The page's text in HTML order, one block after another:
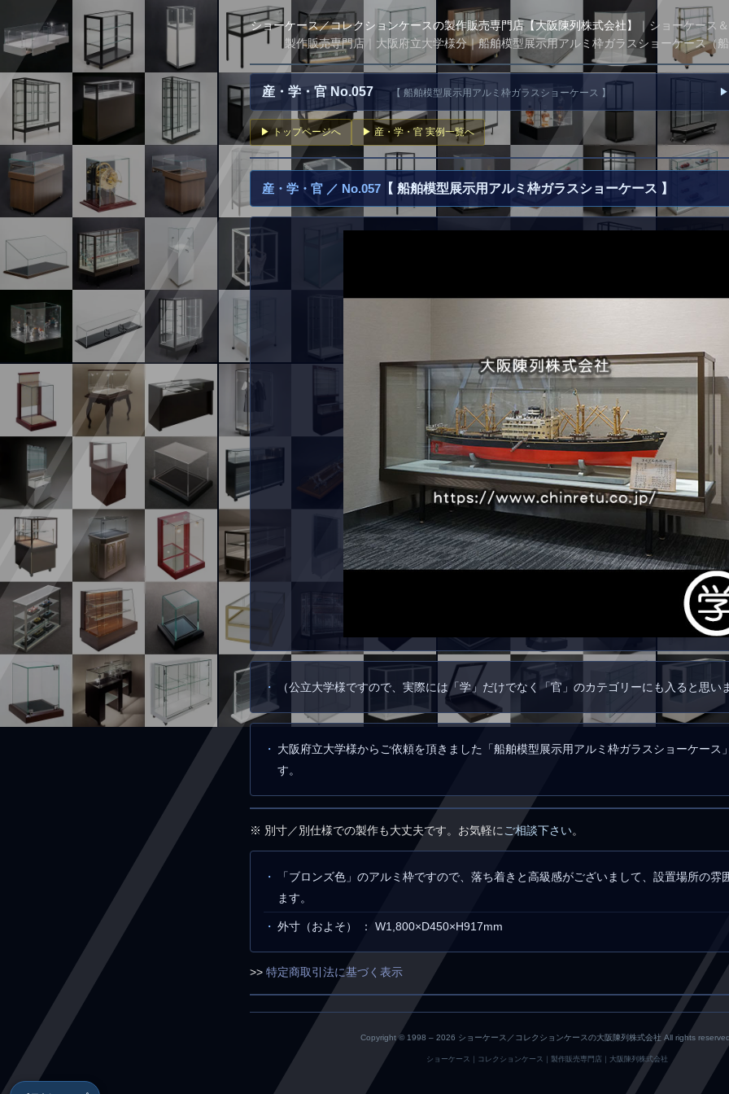
ショーケース／コレクションケースの製作販売専門店【大阪陳列株式会社】
｜ショーケース
製作販売専門店｜大阪府立大学様分｜船舶模型展示用アルミ枠ガラスショーケース（
産・学・官 No.057 【 船舶模型展示用アルミ枠ガラスショーケース 】 ▶
▶ トップページへ ▶ 産・学・官 実例一覧へ
産・学・官 ／ No.057 【 船舶模型展示用アルミ枠ガラスショーケース 】
（公立大学様ですので、実際には「学」だけでなく「官」のカテゴリーにも入ると思い
大阪府立大学様からご依頼を頂きました「船舶模型展示用アルミ枠ガラスショーケース
す。
※ 別寸／別仕様での製作も大丈夫です。お気軽に ご相談下さい。
「ブロンズ色」のアルミ枠ですので、落ち着きと高級感がございまして、設置場所の雰
ます。
外寸（およそ） ： W1,800×D450×H917mm
>> 特定商取引法に基づく表示
Copyright © 1998 – 2026 ショーケース／コレクションケースの大阪陳列株式会社 All rights
ショーケース｜コレクションケース｜製作販売専門店｜大阪陳列株式会社